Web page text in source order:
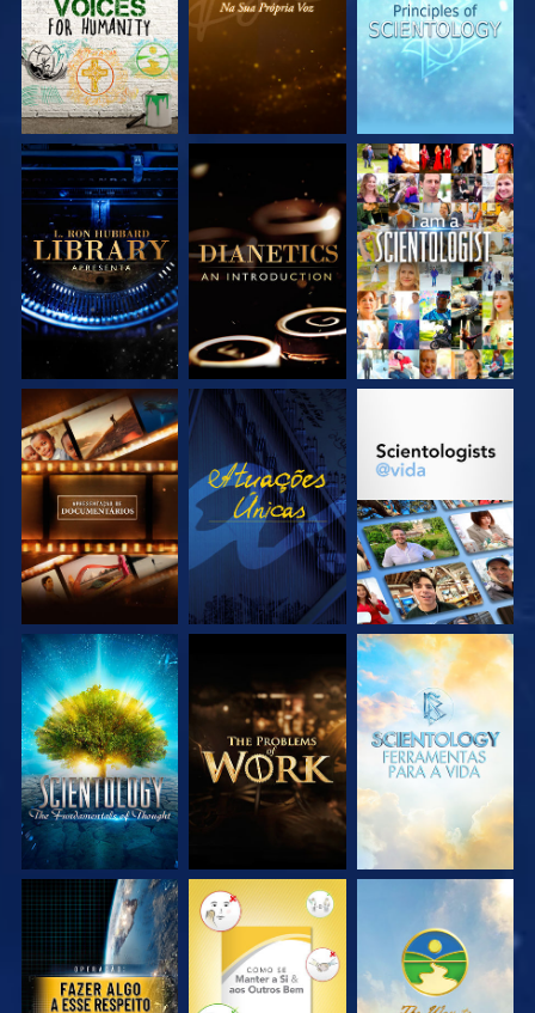
EXPLORE A SÉRIE EXPLORE A SÉRIE VEJA
EXPLORE A SÉRIE VEJA EXPLORE A SÉRIE
EXPLORE A SÉRIE EXPLORE A SÉRIE EXPLORE A SÉRIE
VEJA VEJA VEJA